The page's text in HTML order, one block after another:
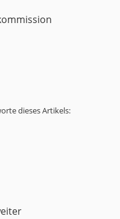
dieses Artikels: